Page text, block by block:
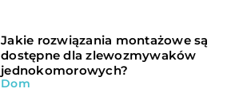
Jakie rozwiązania montażowe są
dostępne dla zlewozmywaków
jednokomorowych?
Dom